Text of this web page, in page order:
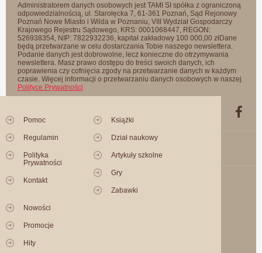
Administratorem danych osobowych jest TAMI SI spółka z ograniczoną
odpowiedzialnością, ul. Starołęcka 7, 61-361 Poznań, Sąd Rejonowy
Poznań Nowe Miasto i Wilda w Poznaniu, VIII Wydział Gospodarczy
Krajowego Rejestru Sądowego, KRS: 0001068447, REGON:
526938354, NIP: 7822932236, kapitał zakładowy 100 000,00 złDane
będą przetwarzane w celu dostarczania Tobie naszego newslettera.
Podanie danych jest dobrowolne, lecz konieczne do otrzymywania
newslettera. Masz prawo dostępu do treści swoich danych, ich
poprawienia czy cofnięcia zgody na przetwarzanie danych w każdym
czasie. Więcej informacji o przetwarzaniu danych osobowych w naszej
Polityce Prywatności
Pomoc
Regulamin
Polityka
Prywatności
Kontakt
Książki
Dział naukowy
Artykuły szkolne
Gry
Zabawki
Nowości
Promocje
Hity